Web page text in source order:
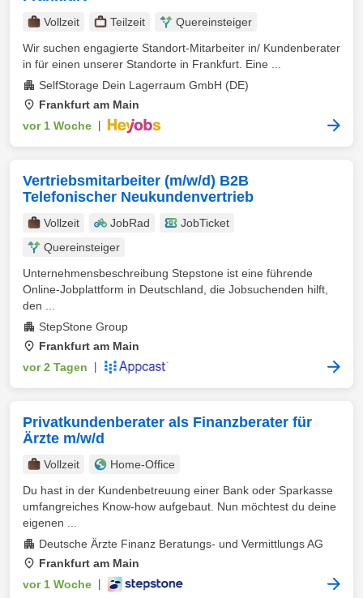
Vollzeit Teilzeit
Quereinsteiger
Wir suchen engagierte Standort-Mitarbeiter in/ Kundenberater
in für einen unserer Standorte in Frankfurt. Eine ...
SelfStorage Dein Lagerraum GmbH (DE)
Frankfurt am Main
vor 1 Woche
Vertriebsmitarbeiter (m/w/d) B2B
Telefonischer Neukundenvertrieb
Vollzeit JobRad
JobTicket
Quereinsteiger
Unternehmensbeschreibung Stepstone ist eine führende
Online-Jobplattform in Deutschland, die Jobsuchenden hilft,
den ...
StepStone Group
Frankfurt am Main
vor 2 Tagen
Privatkundenberater als Finanzberater für
Ärzte m/w/d
Vollzeit
Home-Office
Du hast in der Kundenbetreuung einer Bank oder Sparkasse
umfangreiches Know-how aufgebaut. Nun möchtest du deine
eigenen ...
Deutsche Ärzte Finanz Beratungs- und Vermittlungs AG
Frankfurt am Main
vor 1 Woche